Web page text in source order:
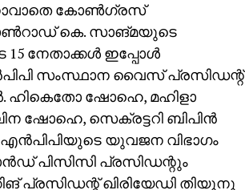
കോണ്‍ഗ്രസ്
കെ. സാങ്മയുടെ
15 നേതാക്കള്‍ ഇപ്പോള്‍
സംസ്ഥാന വൈസ് പ്രസിഡന്റ്
ഹികെതോ ഷോഹെ, മഹിളാ
ഷോഹെ, സെക്രട്ടറി ബിപിന്‍
എന്‍പിപിയുടെ യുവജന വിഭാഗം
പിസിസി പ്രസിഡന്റും
പ്രസിഡന്റ് ഖിരിയേഡി തിയുനു